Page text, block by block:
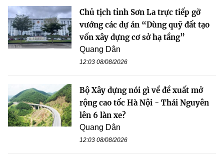
Chủ tịch tỉnh Sơn La trực tiếp gỡ
vướng các dự án “Dùng quỹ đất tạo
vốn xây dựng cơ sở hạ tầng”
Quang Dân
12:03 08/08/2026
Bộ Xây dựng nói gì về đề xuất mở
rộng cao tốc Hà Nội - Thái Nguyên
lên 6 làn xe?
Quang Dân
12:03 08/08/2026